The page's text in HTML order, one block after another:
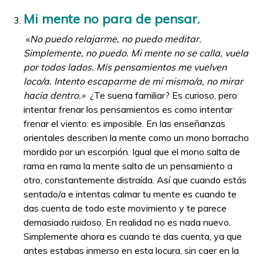
Mi mente no para de pensar.
«No puedo relajarme, no puedo meditar.
Simplemente, no puedo. Mi mente no se calla, vuela
por todos lados. Mis pensamientos me vuelven
loco/a. Intento escaparme de mi mismo/a, no mirar
hacia dentro.» ¿Te suena familiar? Es curioso, pero
intentar frenar los pensamientos es como intentar
frenar el viento: es imposible. En las enseñanzas
orientales describen la mente como un mono borracho
mordido por un escorpión. Igual que el mono salta de
rama en rama la mente salta de un pensamiento a
otro, constantemente distraída. Así que cuando estás
sentado/a e intentas calmar tu mente es cuando te
das cuenta de todo este movimiento y te parece
demasiado ruidoso. En realidad no es nada nuevo.
Simplemente ahora es cuando te das cuenta, ya que
antes estabas inmerso en esta locura, sin caer en la